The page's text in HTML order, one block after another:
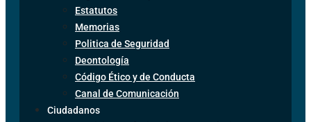
Estatutos
Memorias
Politica de Seguridad
Deontología
Código Ético y de Conducta
Canal de Comunicación
Ciudadanos